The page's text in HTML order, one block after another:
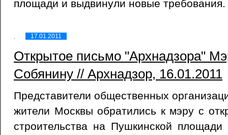
площади и выдвинули новые требования.
17.01.2011
Открытое письмо "Архнадзора"
Собянину // Архнадзор, 16.01.2011
Представители общественных
жители Москвы обратились к мэру с
строительства на Пушкинской площади